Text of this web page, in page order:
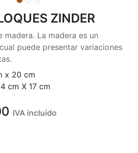
ZINDER
madera. La madera es un
puede presentar variaciones
x 20 cm
cm X 17 cm
IVA incluído